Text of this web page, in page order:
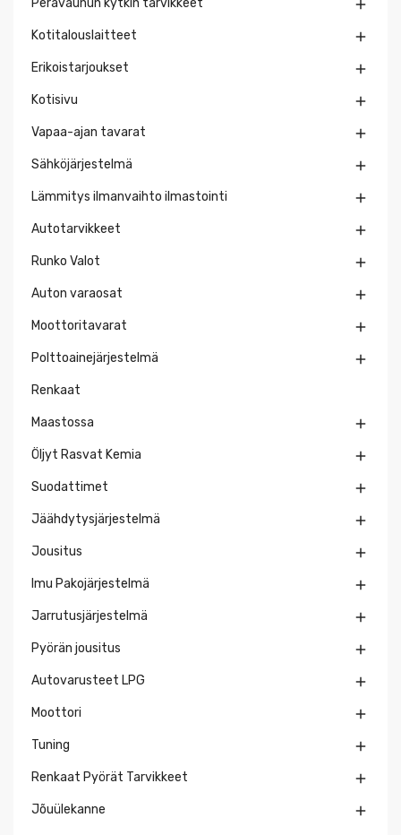
Perävaunun kytkin tarvikkeet 
Kotitalouslaitteet 
Erikoistarjoukset 
Kotisivu 
Vapaa-ajan tavarat 
Sähköjärjestelmä 
Lämmitys ilmanvaihto ilmastointi 
Autotarvikkeet 
Runko Valot 
Auton varaosat 
Moottoritavarat 
Polttoainejärjestelmä 
Renkaat
Maastossa 
Öljyt Rasvat Kemia 
Suodattimet 
Jäähdytysjärjestelmä 
Jousitus 
Imu Pakojärjestelmä 
Jarrutusjärjestelmä 
Pyörän jousitus 
Autovarusteet LPG 
Moottori 
Tuning 
Renkaat Pyörät Tarvikkeet 
Jõuülekanne 